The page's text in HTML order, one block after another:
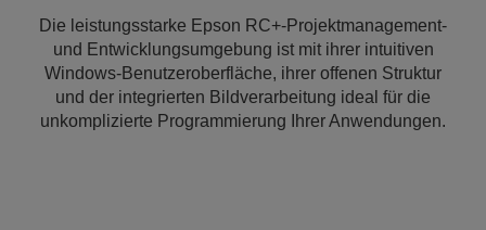
Die leistungsstarke Epson RC+-Projektmanagement-
und Entwicklungsumgebung ist mit ihrer intuitiven
Windows-Benutzeroberfläche, ihrer offenen Struktur
und der integrierten Bildverarbeitung ideal für die
unkomplizierte Programmierung Ihrer Anwendungen.